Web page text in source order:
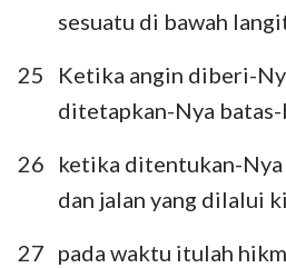
sesuatu di bawah
25
Ketika angin diberi-
ditetapkan-Nya
26
ketika ditentukan-Nya
dan jalan yang dilalui
27 pada waktu itulah